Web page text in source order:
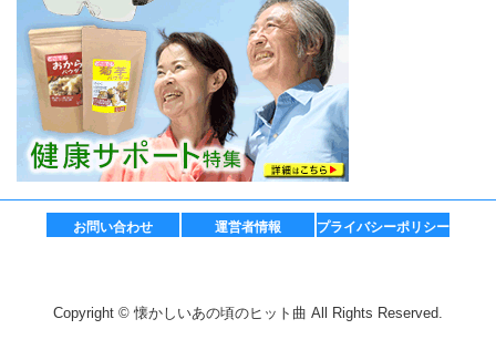
お問い合わせ 運営者情報 プライバシーポリシー
Copyright © 懐かしいあの頃のヒット曲 All Rights Reserved.